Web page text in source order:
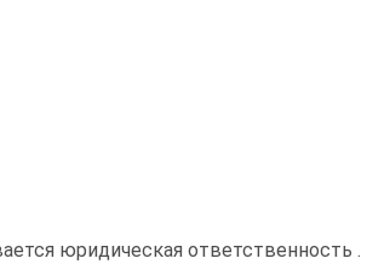
юридическая ответственность .